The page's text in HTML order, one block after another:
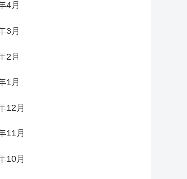
4月
3月
2月
1月
12月
11月
10月